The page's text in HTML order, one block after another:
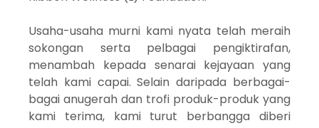
Usaha-usaha murni kami nyata telah meraih
sokongan serta pelbagai pengiktirafan,
menambah kepada senarai kejayaan yang
telah kami capai. Selain daripada berbagai-
bagai anugerah dan trofi produk-produk yang
kami terima, kami turut berbangga diberi